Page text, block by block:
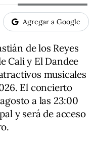
Agregar a Google
de los Reyes
Cali y El Dandee
musicales
El concierto
a las 23:00
y será de acceso